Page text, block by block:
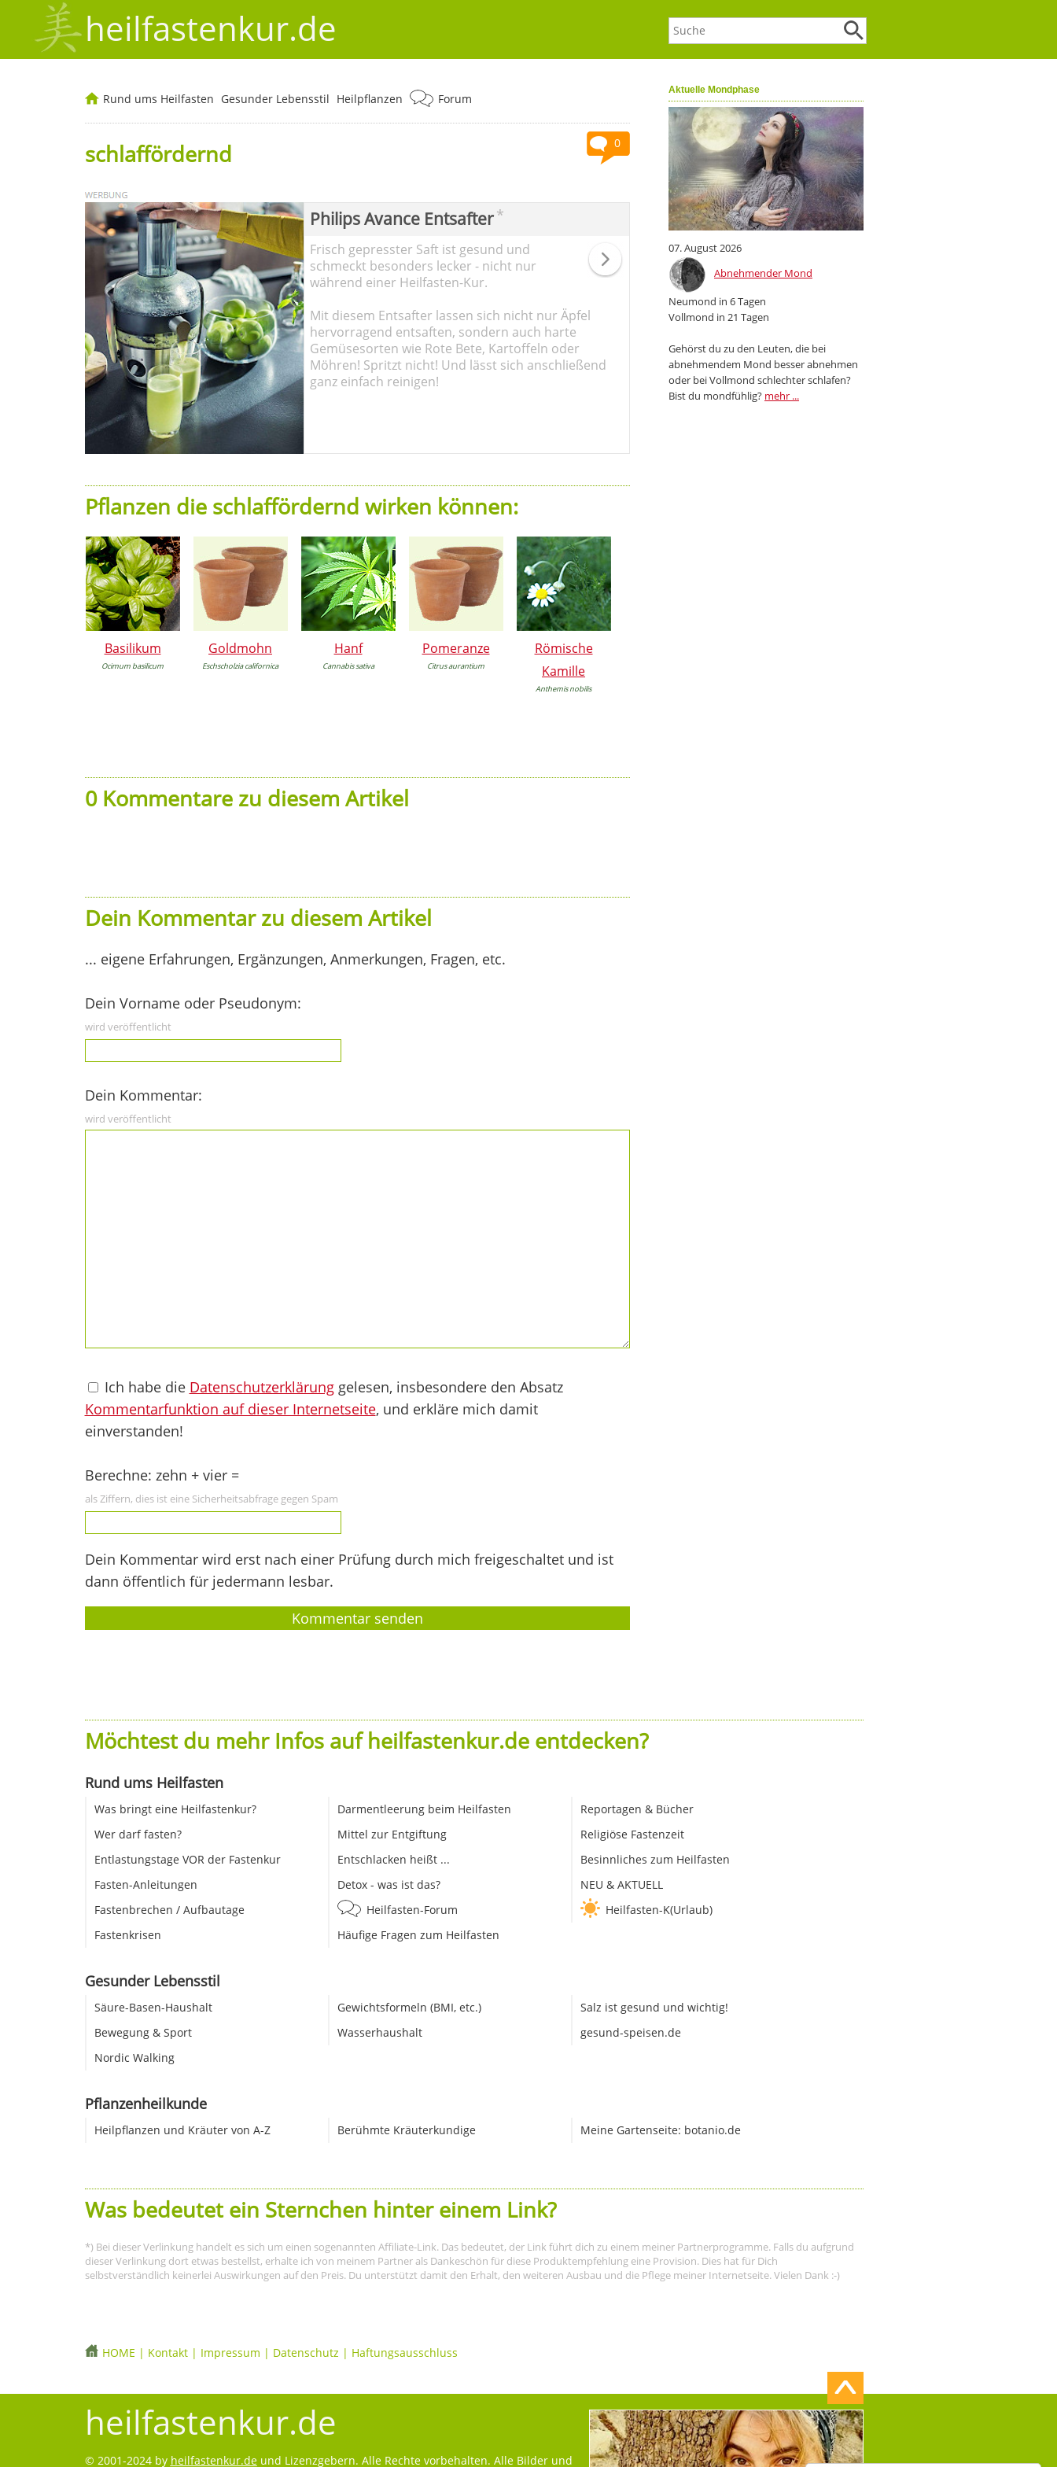
heilfastenkur.de
Aktuelle Mondphase
07. August 2026
Abnehmender Mond
Neumond in 6 Tagen
Vollmond in 21 Tagen
Gehörst du zu den Leuten, die bei
abnehmendem Mond besser abnehmen
oder bei Vollmond schlechter schlafen?
Bist du mondfühlig? mehr ...
Rund ums Heilfasten Gesunder Lebensstil Heilpflanzen Forum
0
schlaffördernd
Philips Avance Entsafter*
Frisch gepresster Saft ist gesund und
schmeckt besonders lecker - nicht nur
während einer Heilfasten-Kur.
Mit diesem Entsafter lassen sich nicht nur Äpfel
hervorragend entsaften, sondern auch harte
Gemüsesorten wie Rote Bete, Kartoffeln oder
Möhren! Spritzt nicht! Und lässt sich anschließend
ganz einfach reinigen!
Pflanzen die schlaffördernd wirken können:
Basilikum
Ocimum basilicum
Goldmohn
Eschscholzia californica
Hanf
Cannabis sativa
Pomeranze
Citrus aurantium
Römische
Kamille
Anthemis nobilis
0 Kommentare zu diesem Artikel
Dein Kommentar zu diesem Artikel
... eigene Erfahrungen, Ergänzungen, Anmerkungen, Fragen, etc.
Dein Vorname oder Pseudonym:
wird veröffentlicht
Dein Kommentar:
wird veröffentlicht
Ich habe die Datenschutzerklärunggelesen, insbesondere den Absatz
Kommentarfunktion auf dieser Internetseite, und erkläre mich damit
einverstanden!
Berechne: zehn + vier =
als Ziffern, dies ist eine Sicherheitsabfrage gegen Spam
Dein Kommentar wird erst nach einer Prüfung durch mich freigeschaltet und ist
dann öffentlich für jedermann lesbar.
Möchtest du mehr Infos auf heilfastenkur.de entdecken?
Rund ums Heilfasten
Was bringt eine Heilfastenkur?
Wer darf fasten?
Entlastungstage VOR der Fastenkur
Fasten-Anleitungen
Fastenbrechen / Aufbautage
Fastenkrisen
Darmentleerung beim Heilfasten
Mittel zur Entgiftung
Entschlacken heißt ...
Detox - was ist das?
Heilfasten-Forum
Häufige Fragen zum Heilfasten
Reportagen & Bücher
Religiöse Fastenzeit
Besinnliches zum Heilfasten
NEU & AKTUELL
Heilfasten-K(Urlaub)
Gesunder Lebensstil
Säure-Basen-Haushalt
Bewegung & Sport
Nordic Walking
Gewichtsformeln (BMI, etc.)
Wasserhaushalt
Salz ist gesund und wichtig!
gesund-speisen.de
Pflanzenheilkunde
Heilpflanzen und Kräuter von A-Z Berühmte Kräuterkundige Meine Gartenseite: botanio.de
Was bedeutet ein Sternchen hinter einem Link?
*) Bei dieser Verlinkung handelt es sich um einen sogenannten Affiliate-Link. Das bedeutet, der Link führt dich zu einem meiner Partnerprogramme. Falls du aufgrund
dieser Verlinkung dort etwas bestellst, erhalte ich von meinem Partner als Dankeschön für diese Produktempfehlung eine Provision. Dies hat für Dich
selbstverständlich keinerlei Auswirkungen auf den Preis. Du unterstützt damit den Erhalt, den weiteren Ausbau und die Pflege meiner Internetseite. Vielen Dank :-)
HOME | Kontakt| Impressum | Datenschutz | Haftungsausschluss
heilfastenkur.de
© 2001-2024 by heilfastenkur.deund Lizenzgebern. Alle Rechte vorbehalten. Alle Bilder und